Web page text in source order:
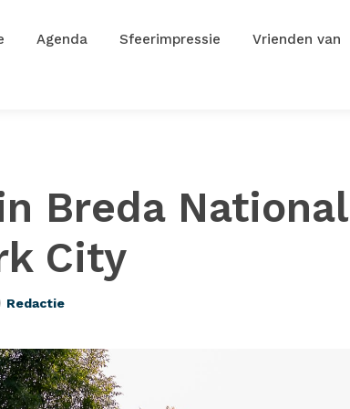
Agenda Sfeerimpressie Vrienden van
Breda National
City
Redactie